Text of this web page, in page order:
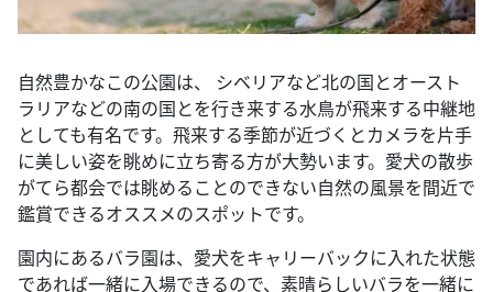
自然豊かなこの公園は、 シベリアなど北の国とオースト
ラリアなどの南の国とを行き来する水鳥が飛来する中継地
としても有名です。飛来する季節が近づくとカメラを片手
に美しい姿を眺めに立ち寄る方が大勢います。愛犬の散歩
がてら都会では眺めることのできない自然の風景を間近で
鑑賞できるオススメのスポットです。
園内にあるバラ園は、愛犬をキャリーバックに入れた状態
であれば一緒に入場できるので、素晴らしいバラを一緒に